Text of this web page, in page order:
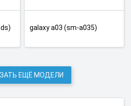
galaxy a03 (sm-a035)
ЕЩЁ МОДЕЛИ